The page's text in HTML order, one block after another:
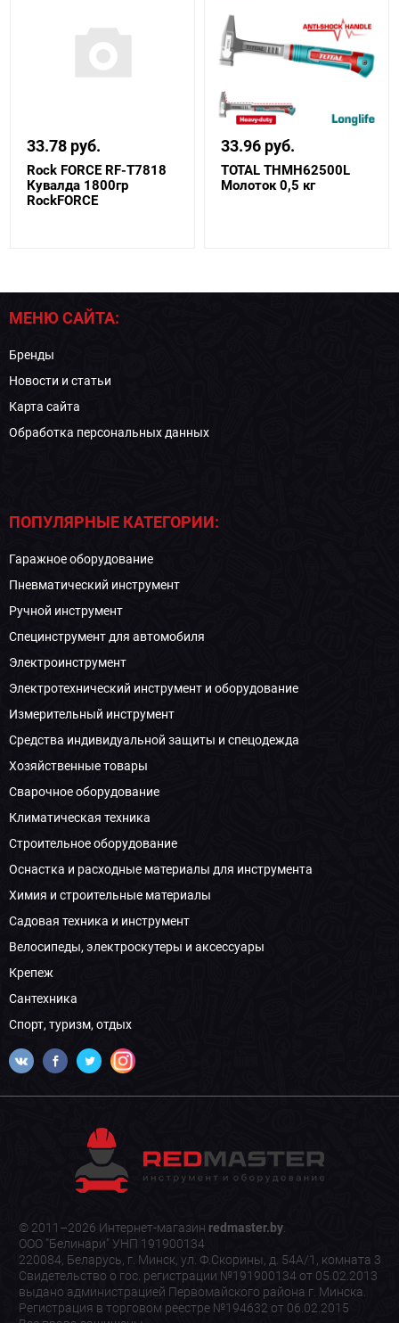
33.78 руб.
Rock FORCE RF-T7818
Кувалда 1800гр
RockFORCE
33.96 руб.
TOTAL THMH62500L
Молоток 0,5 кг
МЕНЮ САЙТА:
Бренды
Новости и статьи
Карта сайта
Обработка персональных данных
ПОПУЛЯРНЫЕ КАТЕГОРИИ:
Гаражное оборудование
Пневматический инструмент
Ручной инструмент
Специнструмент для автомобиля
Электроинструмент
Электротехнический инструмент и оборудование
Измерительный инструмент
Средства индивидуальной защиты и спецодежда
Хозяйственные товары
Сварочное оборудование
Климатическая техника
Строительное оборудование
Оснастка и расходные материалы для инструмента
Химия и строительные материалы
Садовая техника и инструмент
Велосипеды, электроскутеры и аксессуары
Крепеж
Сантехника
Спорт, туризм, отдых
© 2011–2026 Интернет-магазин redmaster.by.
ООО "Белинари" УНП 191900134
220084, Беларусь, г. Минск, ул. Ф.Скорины, д. 54А/1, комната 3
Свидетельство о гос. регистрации №191900134 от 05.02.2013
выдано администрацией Первомайского района г. Минска.
Регистрация в торговом реестре №194632 от 06.02.2015